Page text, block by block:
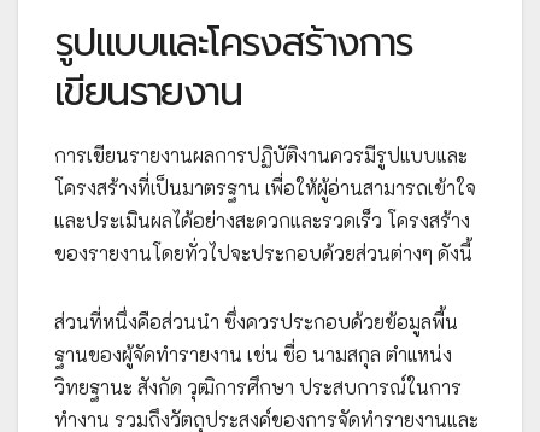
รูปแบบและโครงสร้างการ
เขียนรายงาน
การเขียนรายงานผลการปฏิบัติงานควรมีรูปแบบและ
โครงสร้างที่เป็นมาตรฐาน เพื่อให้ผู้อ่านสามารถเข้าใจ
และประเมินผลได้อย่างสะดวกและรวดเร็ว โครงสร้าง
ของรายงานโดยทั่วไปจะประกอบด้วยส่วนต่างๆ ดังนี้
ส่วนที่หนึ่งคือส่วนนำ ซึ่งควรประกอบด้วยข้อมูลพื้น
ฐานของผู้จัดทำรายงาน เช่น ชื่อ นามสกุล ตำแหน่ง
วิทยฐานะ สังกัด วุฒิการศึกษา ประสบการณ์ในการ
ทำงาน รวมถึงวัตถุประสงค์ของการจัดทำรายงานและ